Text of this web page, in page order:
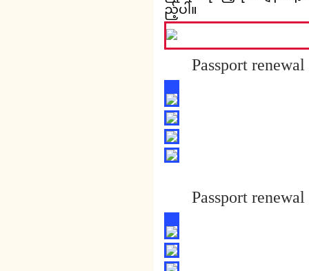
ည့်ပါ။
Passport
Passport